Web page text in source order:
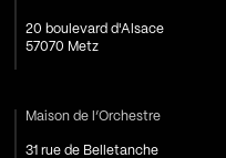
20 boulevard d'Alsace
57070 Metz
Maison de l’Orchestre
31 rue de Belletanche